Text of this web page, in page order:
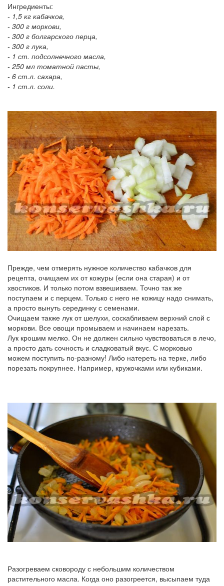
Ингредиенты:
- 1,5 кг кабачков,
- 300 г моркови,
- 300 г болгарского перца,
- 300 г лука,
- 1 ст. подсолнечного масла,
- 250 мл томатной пасты,
- 6 ст.л. сахара,
- 1 ст.л. соли.
Прежде, чем отмерять нужное количество кабачков для
рецепта, очищаем их от кожуры (если она старая) и от
хвостиков. И только потом взвешиваем. Точно так же
поступаем и с перцем. Только с него не кожицу надо снимать,
а просто вынуть серединку с семенами.
Очищаем также лук от шелухи, соскабливаем верхний слой с
моркови. Все овощи промываем и начинаем нарезать.
Лук крошим мелко. Он не должен сильно чувствоваться в лечо,
а просто дать сочность и сладковатый вкус. С морковью
можем поступить по-разному! Либо натереть на терке, либо
порезать покрупнее. Например, кружочками или кубиками.
Разогреваем сковороду с небольшим количеством
растительного масла. Когда оно разогреется, высыпаем туда